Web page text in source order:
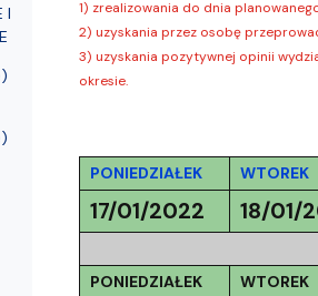
1) zrealizowania do dnia
2) uzyskania przez osobę
3) uzyskania pozytywnej opinii
okresie.
PONIEDZIAŁEK WTOREK
17/01/2022 18/01/
PONIEDZIAŁEK WTOREK
I